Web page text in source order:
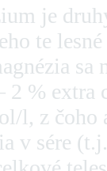
je
te
2 % extra
l, z čoho
v sére